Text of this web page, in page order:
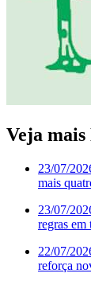
Veja
23/07/
mais
23/07/
regras em
22/07/
reforça